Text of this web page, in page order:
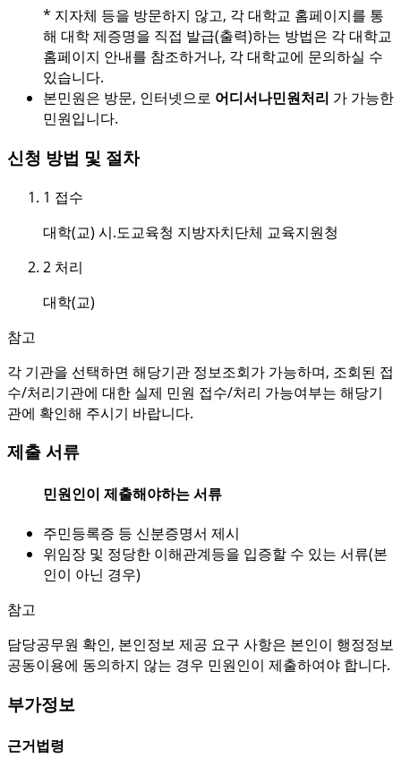
* 지자체 등을 방문하지 않고, 각 대학교 홈페이지를 통
해 대학 제증명을 직접 발급(출력)하는 방법은 각 대학교
홈페이지 안내를 참조하거나, 각 대학교에 문의하실 수
있습니다.
본민원은 방문, 인터넷으로 어디서나민원처리 가 가능한
민원입니다.
신청 방법 및 절차
1 접수
대학(교) 시.도교육청 지방자치단체 교육지원청
2 처리
대학(교)
참고
각 기관을 선택하면 해당기관 정보조회가 가능하며, 조회된 접
수/처리기관에 대한 실제 민원 접수/처리 가능여부는 해당기
관에 확인해 주시기 바랍니다.
제출 서류
민원인이 제출해야하는 서류
주민등록증 등 신분증명서 제시
위임장 및 정당한 이해관계등을 입증할 수 있는 서류(본
인이 아닌 경우)
참고
담당공무원 확인, 본인정보 제공 요구 사항은 본인이 행정정보
공동이용에 동의하지 않는 경우 민원인이 제출하여야 합니다.
부가정보
근거법령